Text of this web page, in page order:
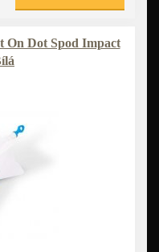
On Dot Spod Impact